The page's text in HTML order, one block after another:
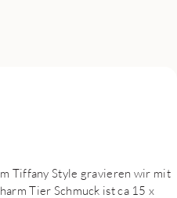
Tiffany Style gravieren wir mit
Tier Schmuck ist ca 15 x